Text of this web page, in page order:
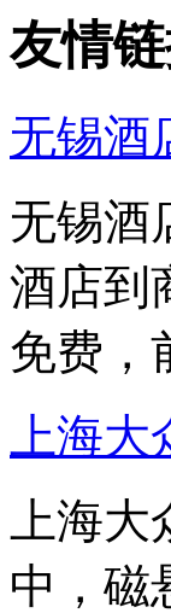
友情
无锡酒
无锡酒
酒店到
免费，
上海
上海
中，磁